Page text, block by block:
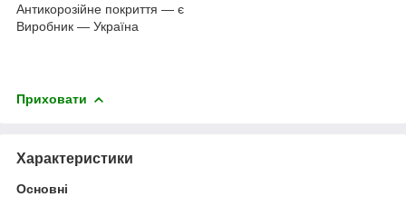
Антикорозійне покриття — є
Виробник — Україна
Приховати
Характеристики
Основні